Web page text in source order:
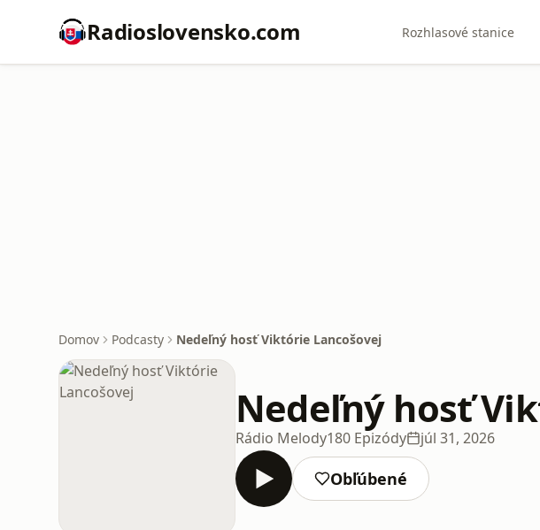
Radioslovensko.com Rozhlasové stanice
Domov Podcasty Nedeľný hosť Viktórie Lancošovej
Nedeľný hosť
Rádio Melody180 Epizódy júl 31, 2026
Obľúbené